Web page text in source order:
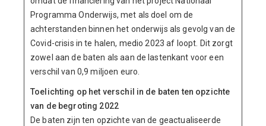
Programma Onderwijs, met als doel om de
achterstanden binnen het onderwijs als gevolg van de
Covid-crisis in te halen, medio 2023 af loopt. Dit zorgt
zowel aan de baten als aan de lastenkant voor een
verschil van 0,9 miljoen euro.
Toelichting op het verschil in de baten ten opzichte
van de begroting 2022
De baten zijn ten opzichte van de geactualiseerde